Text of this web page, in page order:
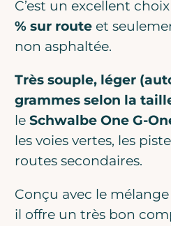
C’est un excellent
% sur route et
non asphaltée.
Très souple, léger
grammes selon la
leSchwalbe One G-
les voies vertes, les
routes secondaires.
Conçu avec le
il offre un très bon